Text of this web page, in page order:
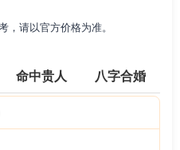
，请以官方价格为准。
命中贵人 八字合婚